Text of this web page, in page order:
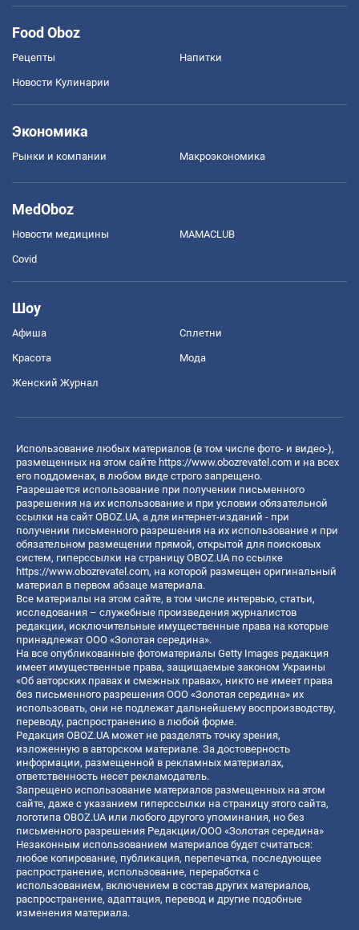
Food Oboz
Рецепты Напитки
Новости Кулинарии
Экономика
Рынки и компании Mакроэкономика
MedOboz
Новости медицины MAMACLUB
Covid
Шоу
Афиша Сплетни
Красота Мода
Женский Журнал
Использование любых материалов (в том числе фото- и видео-),
размещенных на этом сайте https://www.obozrevatel.com и на всех
его поддоменах, в любом виде строго запрещено.
Разрешается использование при получении письменного
разрешения на их использование и при условии обязательной
ссылки на сайт OBOZ.UA, а для интернет-изданий - при
получении письменного разрешения на их использование и при
обязательном размещении прямой, открытой для поисковых
систем, гиперссылки на страницу OBOZ.UA по ссылке
https://www.obozrevatel.com, на которой размещен оригинальный
материал в первом абзаце материала.
Все материалы на этом сайте, в том числе интервью, статьи,
исследования – служебные произведения журналистов
редакции, исключительные имущественные права на которые
принадлежат ООО «Золотая середина».
На все опубликованные фотоматериалы Getty Images редакция
имеет имущественные права, защищаемые законом Украины
«Об авторских правах и смежных правах», никто не имеет права
без письменного разрешения ООО «Золотая середина» их
использовать, они не подлежат дальнейшему воспроизводству,
переводу, распространению в любой форме.
Редакция OBOZ.UA может не разделять точку зрения,
изложенную в авторском материале. За достоверность
информации, размещенной в рекламных материалах,
ответственность несет рекламодатель.
Запрещено использование материалов размещенных на этом
сайте, даже с указанием гиперссылки на страницу этого сайта,
логотипа OBOZ.UA или любого другого упоминания, но без
письменного разрешения Редакции/ООО «Золотая середина»
Незаконным использованием материалов будет считаться:
любое копирование, публикация, перепечатка, последующее
распространение, использование, переработка с
использованием, включением в состав других материалов,
распространение, адаптация, перевод и другие подобные
изменения материала.